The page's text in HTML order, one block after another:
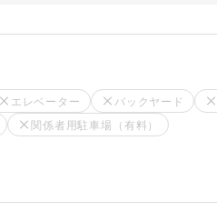
エレベーター バックヤード
関係者用駐車場（有料）